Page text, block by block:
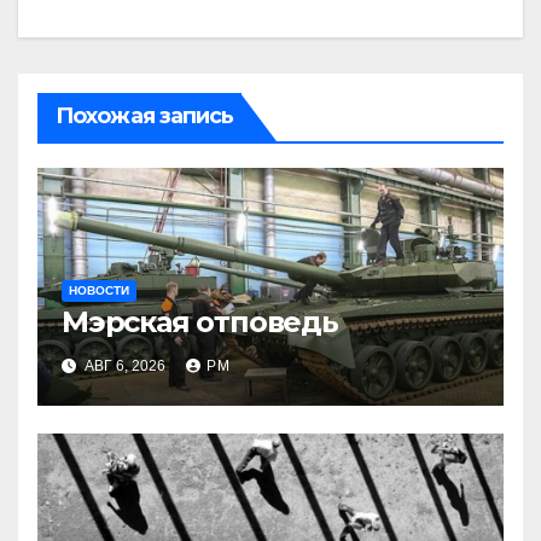
Похожая запись
НОВОСТИ
Мэрская отповедь
АВГ 6, 2026 РМ